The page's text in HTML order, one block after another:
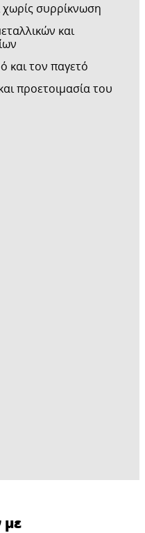
συρρίκνωση
και
και τον παγετό
προετοιμασία του
με